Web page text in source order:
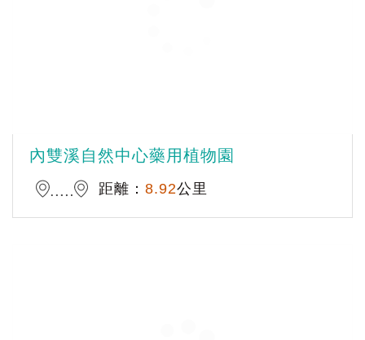
內雙溪自然中心藥用植物園
距離： 8.92公里